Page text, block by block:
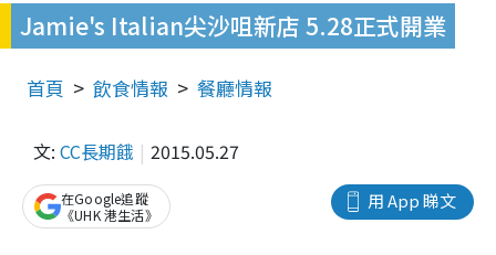
Jamie's Italian尖沙咀新店 5.28正式開業
首頁 飲食情報 餐廳情報
文: CC長期餓 2015.05.27
用 App 睇文
在Google追蹤
《UHK 港生活》